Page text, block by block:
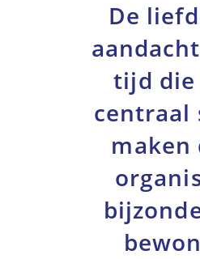
De
tijd
centraal
maken